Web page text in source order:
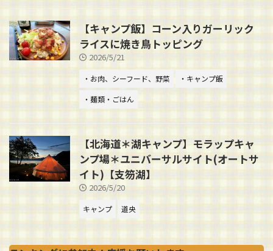
【キャンプ飯】コーン入りガーリック
ライスに焼き鳥トッピング
2026/5/21
・お肉、シーフード、野菜
・キャンプ飯
・麺類・ごはん
【北海道＊湖キャンプ】モラップキャ
ンプ場＊ユニバーサルサイト(オートサ
イト)【支笏湖】
2026/5/20
キャンプ 道央